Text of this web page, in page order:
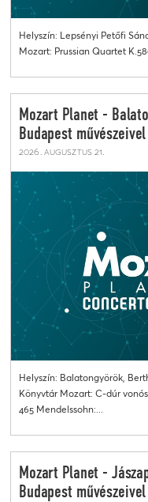
Helyszín: Lepsényi Petőfi
Mozart: Prussian Quartet
Mozart Planet -
Budapest művészeivel
2026. augusztus 21.
Helyszín: Balatongyörök,
Könyvtár Mozart: C-dúr
465 Mendelssohn:...
Mozart Planet -
Budapest művészeivel